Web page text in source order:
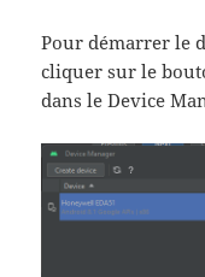
Pour démarrer le
cliquer sur le
dans le Device